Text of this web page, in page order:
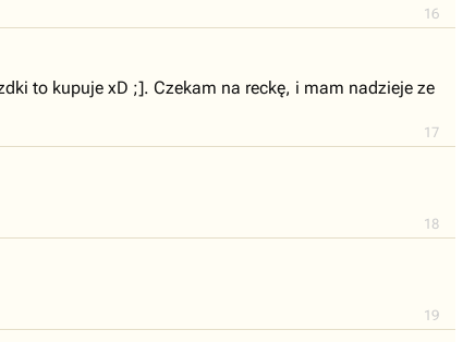
16
17
to kupuje xD ;]. Czekam na reckę, i mam nadzieje ze
18
19